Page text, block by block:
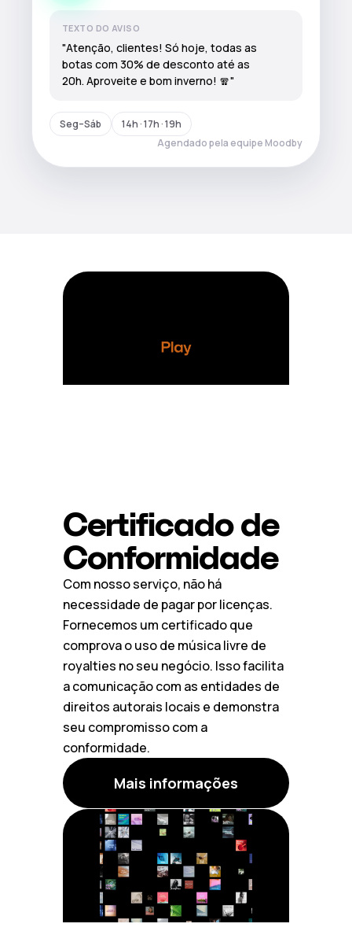
TEXTO DO AVISO
"Atenção, clientes! Só hoje, todas as
botas com 30% de desconto até as
20h. Aproveite e bom inverno! 🧣"
Seg–Sáb
14h · 17h · 19h
Agendado pela equipe Moodby
Certificado de
Conformidade
Com nosso serviço, não há
necessidade de pagar por licenças.
Fornecemos um certificado que
comprova o uso de música livre de
royalties no seu negócio. Isso facilita
a comunicação com as entidades de
direitos autorais locais e demonstra
seu compromisso com a
conformidade.
Mais informações